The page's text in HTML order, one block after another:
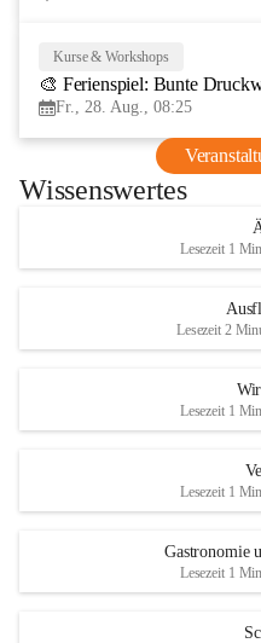
Kurse & Workshops
🎨 Ferienspiel: Bunte
Fr., 28. Aug., 08:25
Wissenswertes
Lesezeit 1
Lesezeit 2
Lesezeit 1
Lesezeit 1
Gastronomie
Lesezeit 1